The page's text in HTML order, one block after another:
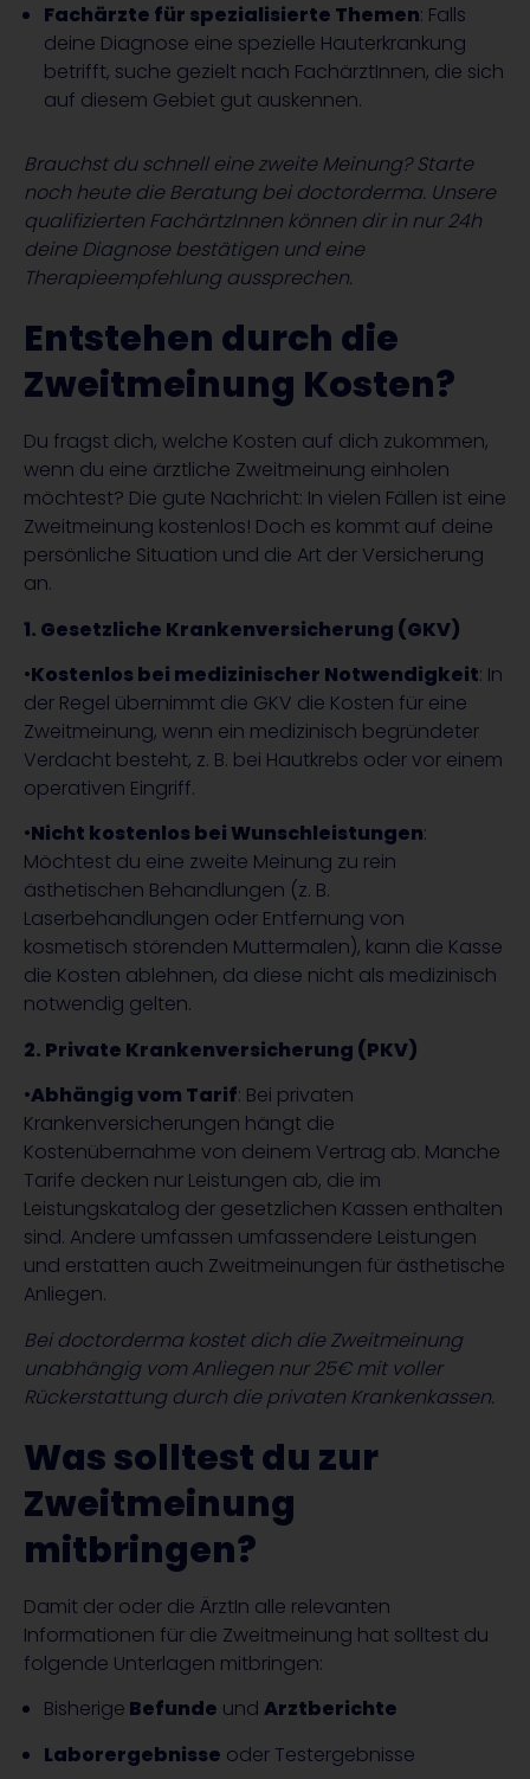
Fachärzte für spezialisierte Themen: Falls
deine Diagnose eine spezielle Hauterkrankung
betrifft, suche gezielt nach FachärztInnen, die sich
auf diesem Gebiet gut auskennen.
Brauchst du schnell eine zweite Meinung? Starte
noch heute die Beratung bei doctorderma. Unsere
qualifizierten FachärtzInnen können dir in nur 24h
deine Diagnose bestätigen und eine
Therapieempfehlung aussprechen.
Entstehen durch die
Zweitmeinung Kosten?
Du fragst dich, welche Kosten auf dich zukommen,
wenn du eine ärztliche Zweitmeinung einholen
möchtest? Die gute Nachricht: In vielen Fällen ist eine
Zweitmeinung kostenlos! Doch es kommt auf deine
persönliche Situation und die Art der Versicherung
an.
1. Gesetzliche Krankenversicherung (GKV)
•Kostenlos bei medizinischer Notwendigkeit: In
der Regel übernimmt die GKV die Kosten für eine
Zweitmeinung, wenn ein medizinisch begründeter
Verdacht besteht, z. B. bei Hautkrebs oder vor einem
operativen Eingriff.
•Nicht kostenlos bei Wunschleistungen:
Möchtest du eine zweite Meinung zu rein
ästhetischen Behandlungen (z. B.
Laserbehandlungen oder Entfernung von
kosmetisch störenden Muttermalen), kann die Kasse
die Kosten ablehnen, da diese nicht als medizinisch
notwendig gelten.
2. Private Krankenversicherung (PKV)
•Abhängig vom Tarif: Bei privaten
Krankenversicherungen hängt die
Kostenübernahme von deinem Vertrag ab. Manche
Tarife decken nur Leistungen ab, die im
Leistungskatalog der gesetzlichen Kassen enthalten
sind. Andere umfassen umfassendere Leistungen
und erstatten auch Zweitmeinungen für ästhetische
Anliegen.
Bei doctorderma kostet dich die Zweitmeinung
unabhängig vom Anliegen nur 25€ mit voller
Rückerstattung durch die privaten Krankenkassen.
Was solltest du zur
Zweitmeinung
mitbringen?
Damit der oder die ÄrztIn alle relevanten
Informationen für die Zweitmeinung hat solltest du
folgende Unterlagen mitbringen:
Bisherige Befunde und Arztberichte
Laborergebnisse oder Testergebnisse